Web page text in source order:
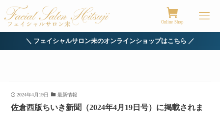
Online Shop
＼ フェイシャルサロン未のオンラインショップはこちら ／
2024年4月19日 最新情報
佐倉西版ちいき新聞（2024年4月19日号）に掲載されま